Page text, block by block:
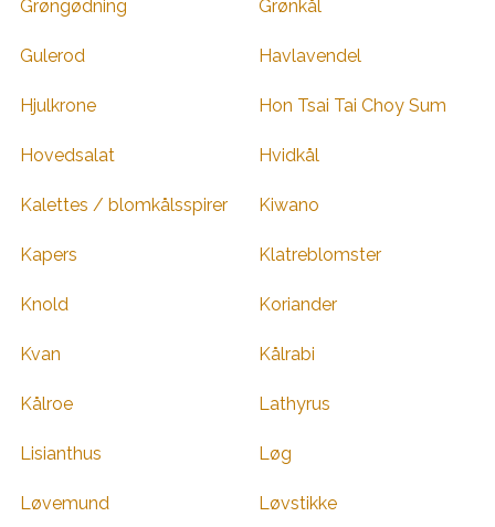
Grøngødning Grønkål
Gulerod Havlavendel
Hjulkrone Hon Tsai Tai Choy Sum
Hovedsalat Hvidkål
Kalettes / blomkålsspirer Kiwano
Kapers Klatreblomster
Knold Koriander
Kvan Kålrabi
Kålroe Lathyrus
Lisianthus Løg
Løvemund Løvstikke